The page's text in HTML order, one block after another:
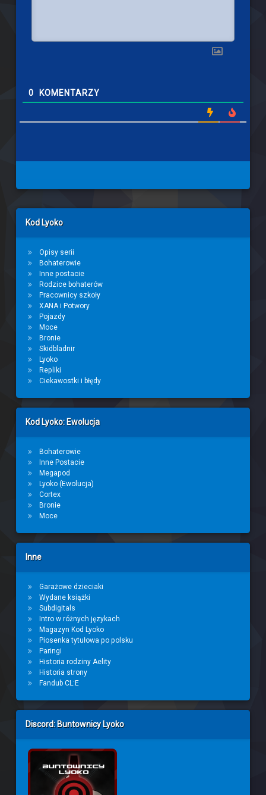
0 KOMENTARZY
Left Sidebar
Kod Lyoko
Opisy serii
Bohaterowie
Inne postacie
Rodzice bohaterów
Pracownicy szkoły
XANA i Potwory
Pojazdy
Moce
Bronie
Skidbladnir
Lyoko
Repliki
Ciekawostki i błędy
Kod Lyoko: Ewolucja
Bohaterowie
Inne Postacie
Megapod
Lyoko (Ewolucja)
Cortex
Bronie
Moce
Inne
Garażowe dzieciaki
Wydane książki
Subdigitals
Intro w różnych językach
Magazyn Kod Lyoko
Piosenka tytułowa po polsku
Paringi
Historia rodziny Aelity
Historia strony
Fandub CL:E
Discord: Buntownicy Lyoko